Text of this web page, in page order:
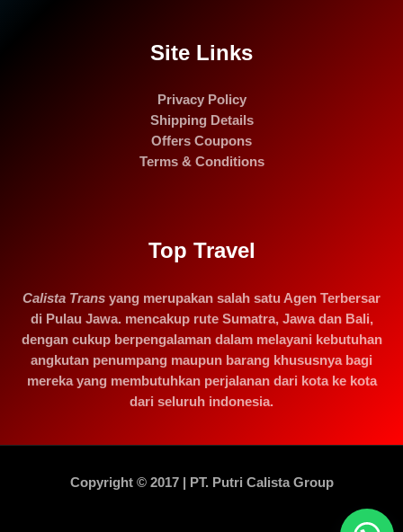
Site Links
Privacy Policy
Shipping Details
Offers Coupons
Terms & Conditions
Top Travel
Calista Trans yang merupakan salah satu Agen Terbersar
di Pulau Jawa. mencakup rute Sumatra, Jawa dan Bali,
dengan cukup berpengalaman dalam melayani kebutuhan
angkutan penumpang maupun barang khususnya bagi
mereka yang membutuhkan perjalanan dari kota ke kota
dari seluruh indonesia.
Copyright © 2017 | PT. Putri Calista Group